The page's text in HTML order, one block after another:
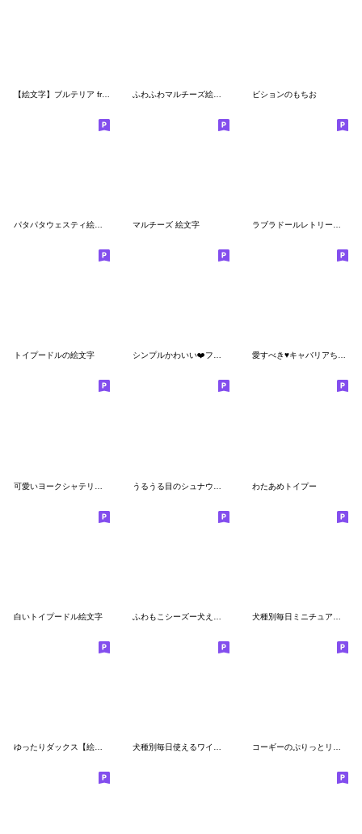
【絵文字】ブルテリア from 犬語ずかん ビションのもちお
マルチーズ 絵文字
トイプードルの絵文字 シンプルかわいい❤️フレンチブル 愛すべき♥キャバリアちゃん
わたあめトイプー
白いトイプードル絵文字
ゆったりダックス【絵文字】 犬種別毎日使えるワイマラナー絵文字 コーギーのぷりっとリアクション絵文字